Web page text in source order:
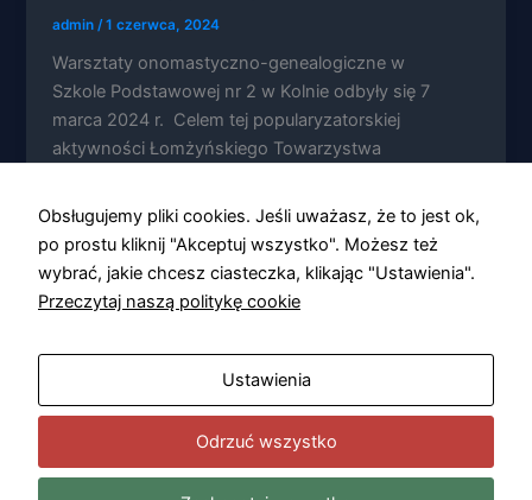
admin /1 czerwca, 2024
Warsztaty onomastyczno-genealogiczne w
Szkole Podstawowej nr 2 w Kolnie odbyły się 7
marca 2024 r. Celem tej popularyzatorskiej
aktywności Łomżyńskiego Towarzystwa
Obsługujemy pliki cookies. Jeśli uważasz, że to jest ok,
po prostu kliknij "Akceptuj wszystko". Możesz też
wybrać, jakie chcesz ciasteczka, klikając "Ustawienia".
Przeczytaj naszą politykę cookie
Ustawienia
Odrzuć wszystko
Konieczne
Te pliki cookie
nie są
do
funkcjonowania
strony
internetowej.
Statystyka
Abyśmy mogli
poprawić
i strukturę
strony